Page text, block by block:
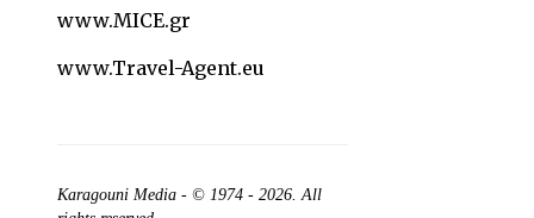
www.MICE.gr
www.Travel-Agent.eu
Karagouni Media - © 1974 - 2026. All